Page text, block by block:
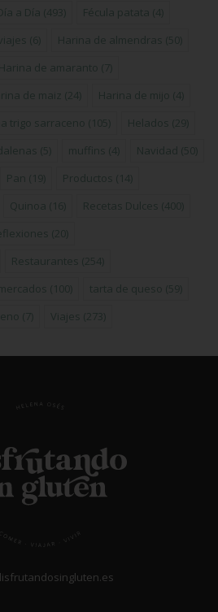
a Día (493) Fécula patata (4)
(6) Harina de almendras (50)
Harina de amaranto (7)
de maiz (24) Harina de mijo (4)
trigo sarraceno (105) Helados (29)
(5) muffins (4) Navidad (50)
Pan (19) Productos (14)
Quinoa (16) Recetas Dulces (400)
(20)
Restaurantes (254)
(100) tarta de queso (59)
(7) Viajes (273)